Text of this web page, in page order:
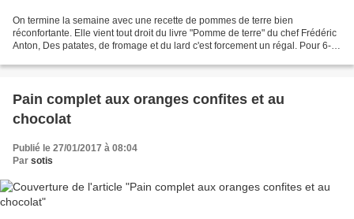
On termine la semaine avec une recette de pommes de terre bien
réconfortante. Elle vient tout droit du livre "Pomme de terre" du chef Frédéric
Anton, Des patates, de fromage et du lard c'est forcement un régal. Pour 6-8
Pain complet aux oranges confites et au
chocolat
Publié le 27/01/2017 à 08:04
Par sotis